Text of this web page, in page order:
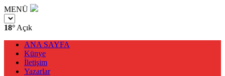
MENÜ
18° Açık
ANA SAYFA
Künye
İletişim
Yazarlar